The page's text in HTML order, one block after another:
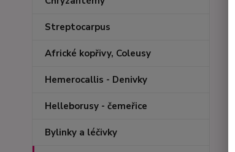
Streptocarpus
Africké kopřivy, Coleusy
Hemerocallis - Denivky
Helleborusy - čemeřice
Bylinky a léčivky